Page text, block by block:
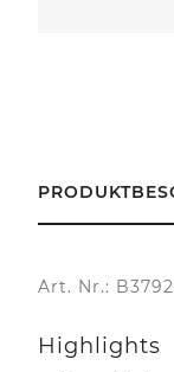
Art. Nr.:
Highlights